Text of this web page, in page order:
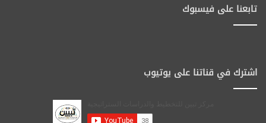
تابعنا على فيسبوك
اشترك في قناتنا على يوتيوب